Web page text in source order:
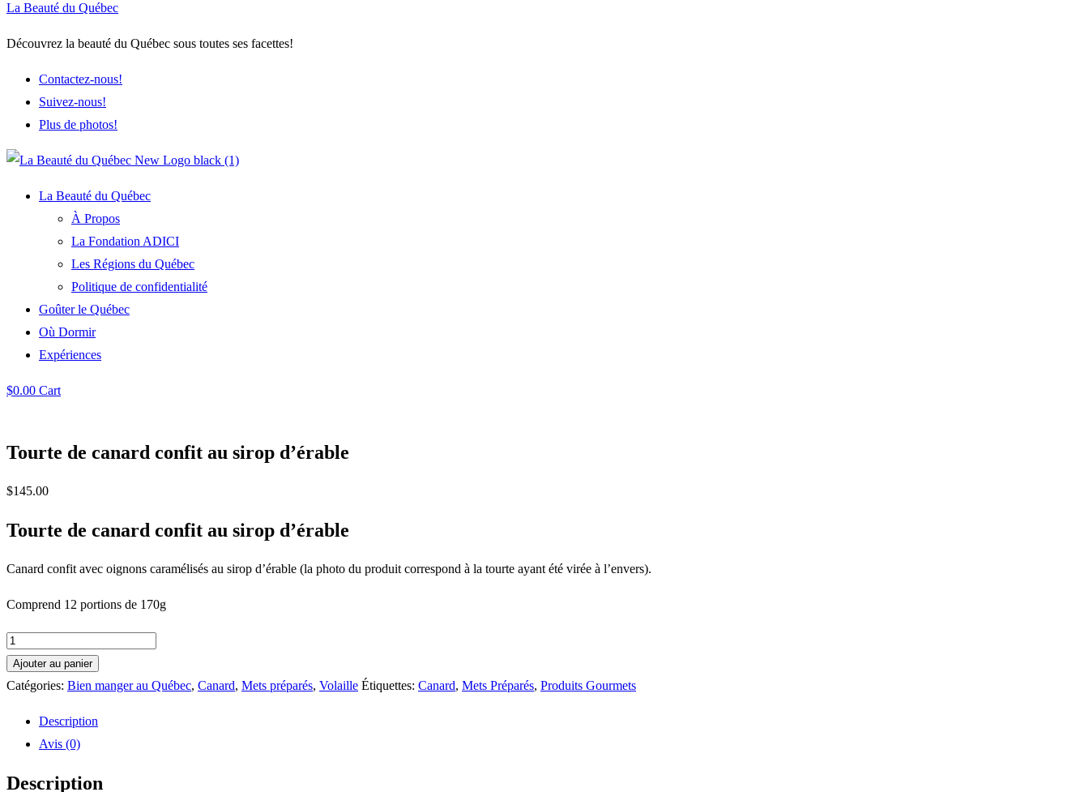
La Beauté du Québec
Découvrez la beauté du Québec sous toutes ses facettes!
Contactez-nous!
Suivez-nous!
Plus de photos!
La Beauté du Québec
À Propos
La Fondation ADICI
Les Régions du Québec
Politique de confidentialité
Goûter le Québec
Où Dormir
Expériences
$0.00 Cart
Tourte de canard confit au sirop d’érable
$145.00
Tourte de canard confit au sirop d’érable
Canard confit avec oignons caramélisés au sirop d’érable (la photo du produit correspond à la tourte ayant été virée à l’envers).
Comprend 12 portions de 170g
quantité
de
Tourte
canard
au
Ajouter au panier
Catégories: Bien manger au Québec, Canard, Mets préparés, Volaille Étiquettes: Canard, Mets Préparés, Produits Gourmets
Description
Avis (0)
Description